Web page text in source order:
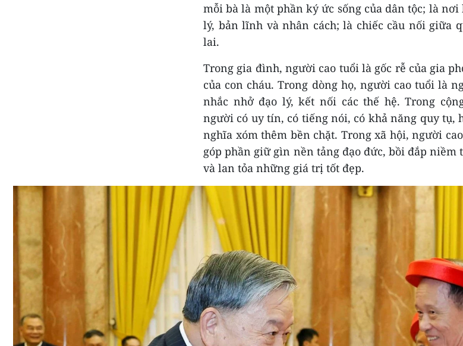
mỗi bà là một phần ký ức sống của dân tộc; là
lý, bản lĩnh và nhân cách; là chiếc cầu nối giữa
lai.
Trong gia đình, người cao tuổi là gốc rễ của gia
của con cháu. Trong dòng họ, người cao tuổi là
nhắc nhở đạo lý, kết nối các thế hệ. Trong
người có uy tín, có tiếng nói, có khả năng quy tụ,
nghĩa xóm thêm bền chặt. Trong xã hội, người
góp phần giữ gìn nền tảng đạo đức, bồi đắp niềm
và lan tỏa những giá trị tốt đẹp.